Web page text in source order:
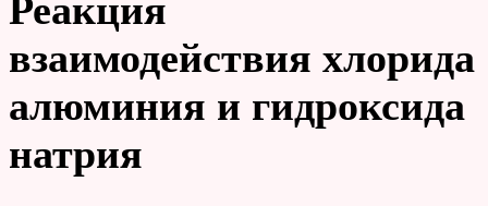
Реакция
взаимодействия хлорида
алюминия и гидроксида
натрия